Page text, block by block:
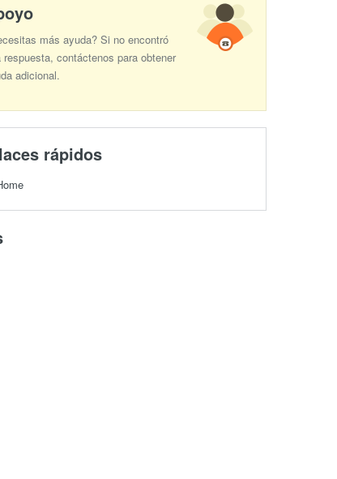
más ayuda? Si no encontró
respuesta, contáctenos para obtener
adicional.
rápidos